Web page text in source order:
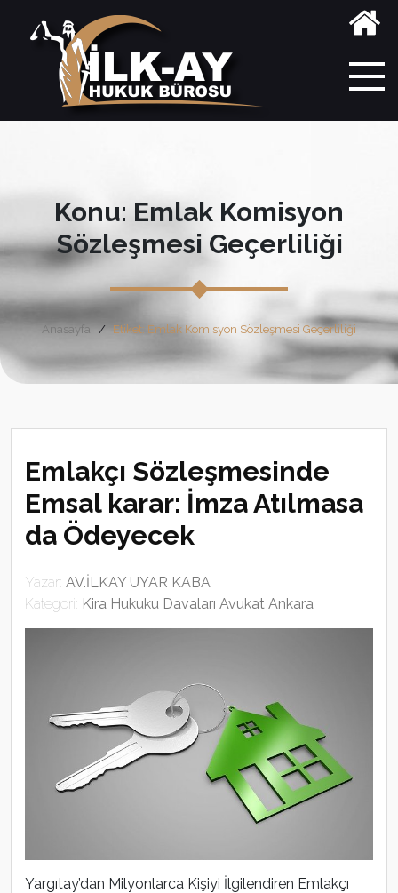
Konu: Emlak Komisyon
Sözleşmesi Geçerliliği
Anasayfa Etiket: Emlak Komisyon Sözleşmesi Geçerliliği
Emlakçı Sözleşmesinde
Emsal karar: İmza Atılmasa
da Ödeyecek
Yazar: AV.İLKAY UYAR KABA
Kategori: Kira Hukuku Davaları Avukat Ankara
Yargıtay’dan Milyonlarca Kişiyi İlgilendiren Emlakçı